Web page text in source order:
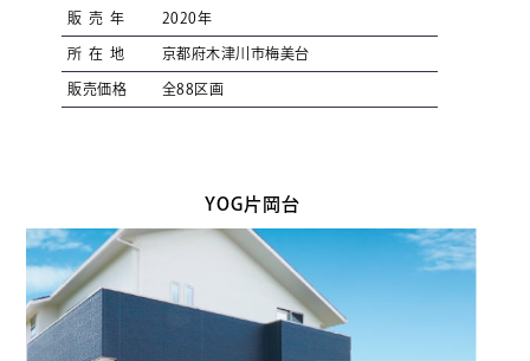
販売年 2020年
所在地 京都府木津川市梅美台
販売価格 全88区画
YOG片岡台